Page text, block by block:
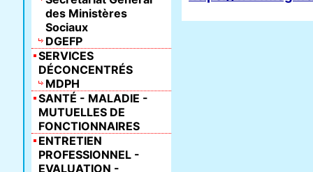
des Ministères
Sociaux
DGEFP
SERVICES
DÉCONCENTRÉS
MDPH
SANTÉ - MALADIE -
MUTUELLES DE
FONCTIONNAIRES
ENTRETIEN
PROFESSIONNEL -
EVALUATION -